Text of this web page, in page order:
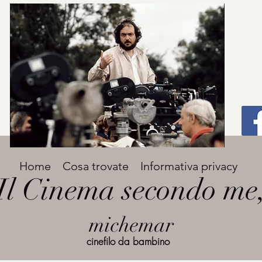
Titolo
grande
Avenir Light una delle font preferite dai
designer. Facile da leggere, viene
utilizzata per titoli e paragrafi.
Cinema secondo
michemar
Home Cosa trovate Informativa privacy
cinefilo da bambino